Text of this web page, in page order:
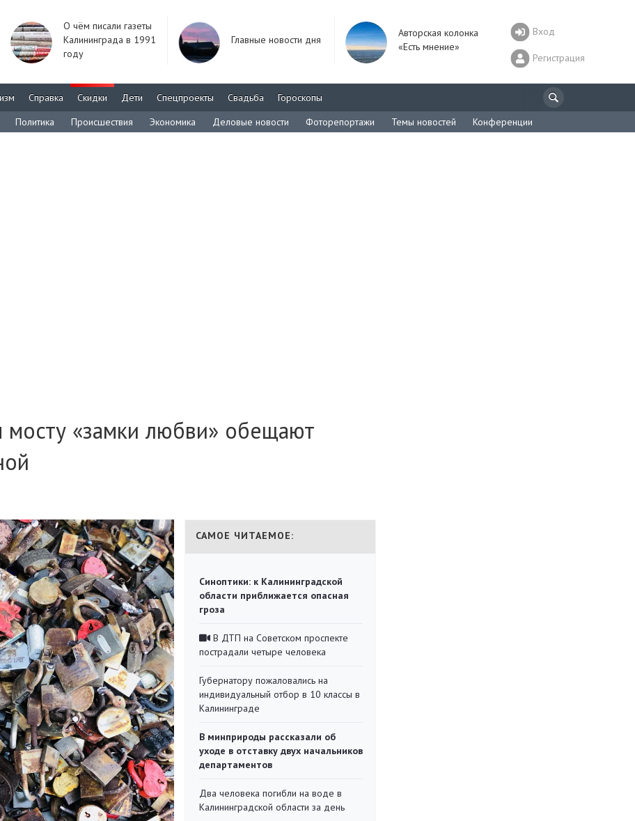
О чём писали газеты
Калининграда в 1991
году
Главные новости дня
Авторская колонка
«Есть мнение»
Вход
Регистрация
Справка Скидки Дети Спецпроекты Свадьба
Гороскопы
Политика Происшествия Экономика Деловые новости Фоторепортажи Темы новостей Конференции
«замки любви» обещают
САМОЕ ЧИТАЕМОЕ:
Синоптики: к Калининградской
области приближается опасная
гроза
В ДТП на Советском проспекте
пострадали четыре человека
Губернатору пожаловались на
индивидуальный отбор в 10 классы в
Калининграде
В минприроды рассказали об
уходе в отставку двух начальников
департаментов
Два человека погибли на воде в
Калининградской области за день